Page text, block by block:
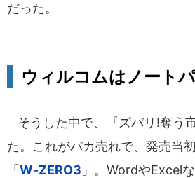
だった。
ウィルコムはノート
そうした中で、『ズバリ!奪う
た。これがバカ売れで、発売当
「 W-ZERO3 」。WordやExcel